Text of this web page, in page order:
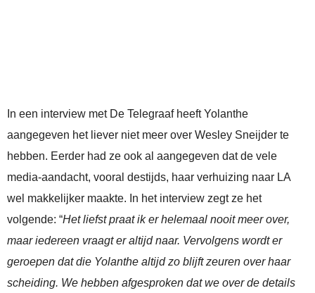
In een interview met De Telegraaf heeft Yolanthe
aangegeven het liever niet meer over Wesley Sneijder te
hebben. Eerder had ze ook al aangegeven dat de vele
media-aandacht, vooral destijds, haar verhuizing naar LA
wel makkelijker maakte. In het interview zegt ze het
volgende: “Het liefst praat ik er helemaal nooit meer over,
maar iedereen vraagt er altijd naar. Vervolgens wordt er
geroepen dat die Yolanthe altijd zo blijft zeuren over haar
scheiding. We hebben afgesproken dat we over de details